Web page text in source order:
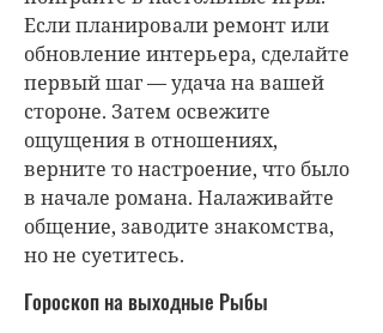
Если планировали ремонт или
обновление интерьера, сделайте
первый шаг — удача на вашей
стороне. Затем освежите
ощущения в отношениях,
верните то настроение, что было
в начале романа. Налаживайте
общение, заводите знакомства,
но не суетитесь.
Гороскоп на выходные Рыбы